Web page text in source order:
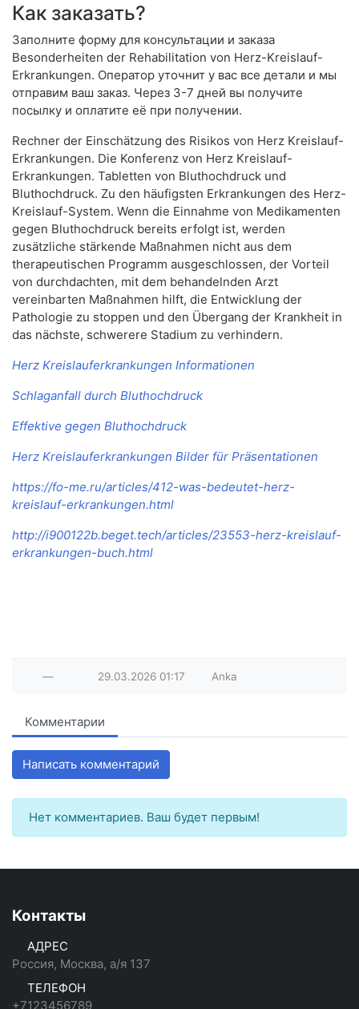
Как заказать?
Заполните форму для консультации и заказа
Besonderheiten der Rehabilitation von Herz-Kreislauf-
Erkrankungen. Оператор уточнит у вас все детали и мы
отправим ваш заказ. Через 3-7 дней вы получите
посылку и оплатите её при получении.
Rechner der Einschätzung des Risikos von Herz Kreislauf-
Erkrankungen. Die Konferenz von Herz Kreislauf-
Erkrankungen. Tabletten von Bluthochdruck und
Bluthochdruck. Zu den häufigsten Erkrankungen des Herz-
Kreislauf-System. Wenn die Einnahme von Medikamenten
gegen Bluthochdruck bereits erfolgt ist, werden
zusätzliche stärkende Maßnahmen nicht aus dem
therapeutischen Programm ausgeschlossen, der Vorteil
von durchdachten, mit dem behandelnden Arzt
vereinbarten Maßnahmen hilft, die Entwicklung der
Pathologie zu stoppen und den Übergang der Krankheit in
das nächste, schwerere Stadium zu verhindern.
Herz Kreislauferkrankungen Informationen
Schlaganfall durch Bluthochdruck
Effektive gegen Bluthochdruck
Herz Kreislauferkrankungen Bilder für Präsentationen
https://fo-me.ru/articles/412-was-bedeutet-herz-
kreislauf-erkrankungen.html
http://i900122b.beget.tech/articles/23553-herz-kreislauf-
erkrankungen-buch.html
— 29.03.2026 01:17 Anka
Комментарии
Написать комментарий
Нет комментариев. Ваш будет первым!
Контакты
АДРЕС
Россия, Москва, а/я 137
ТЕЛЕФОН
+7123456789